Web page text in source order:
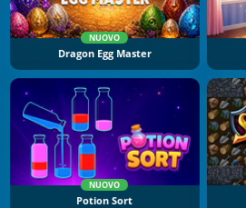
NUOVO
Dragon Egg Master
NUOVO
Potion Sort